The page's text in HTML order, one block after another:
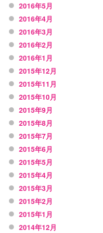
2016年5月
2016年4月
2016年3月
2016年2月
2016年1月
2015年12月
2015年11月
2015年10月
2015年9月
2015年8月
2015年7月
2015年6月
2015年5月
2015年4月
2015年3月
2015年2月
2015年1月
2014年12月